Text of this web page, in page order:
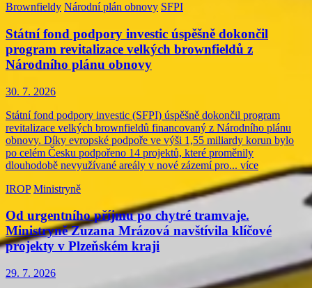
Brownfieldy Národní plán obnovy SFPI
Státní fond podpory investic úspěšně dokončil
program revitalizace velkých brownfieldů z
Národního plánu obnovy
30. 7. 2026
Státní fond podpory investic (SFPI) úspěšně dokončil program
revitalizace velkých brownfieldů financovaný z Národního plánu
obnovy. Díky evropské podpoře ve výši 1,55 miliardy korun bylo
po celém Česku podpořeno 14 projektů, které proměnily
dlouhodobě nevyužívané areály v nové zázemí pro... více
IROP Ministryně
Od urgentního příjmu po chytré tramvaje.
Ministryně Zuzana Mrázová navštívila klíčové
projekty v Plzeňském kraji
29. 7. 2026